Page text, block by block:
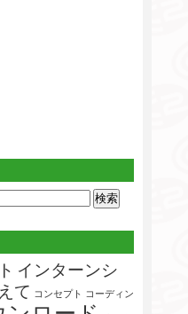
インターンシ
て
コンセプト コーディン